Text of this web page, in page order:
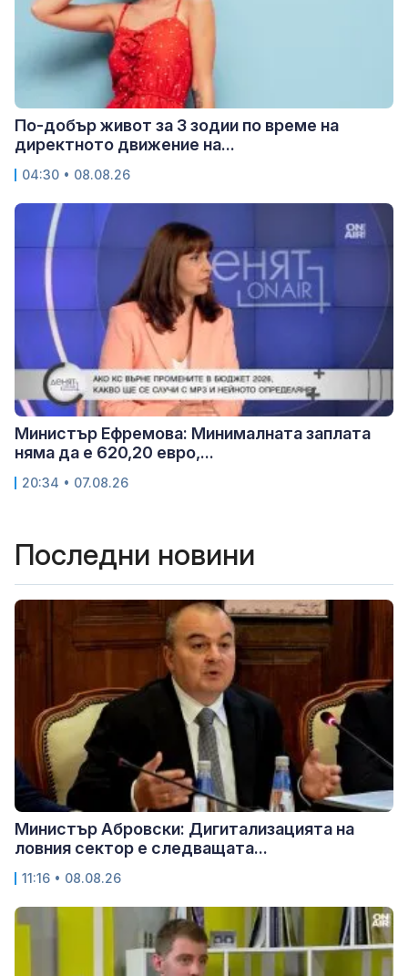
По-добър живот за 3 зодии по време на
директното движение на...
04:30 • 08.08.26
Министър Ефремова: Минималната заплата
няма да е 620,20 евро,...
20:34 • 07.08.26
Последни новини
Министър Абровски: Дигитализацията на
ловния сектор е следващата...
11:16 • 08.08.26